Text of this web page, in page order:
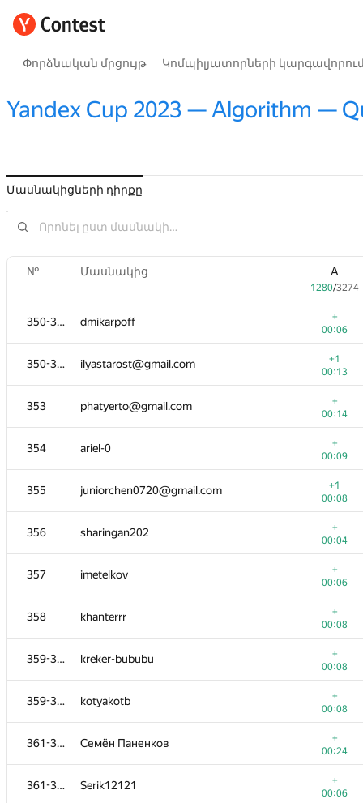
Փորձնական մրցույթ Կոմպիլյատորների
Yandex Cup 2023 — Algorithm —
Մասնակիցների դիրքը
№ Մասնակից A
1280/3274
350-352 dmikarpoff
+
00:06
350-352 ilyastarost@gmail.com
+1
00:13
353 phatyerto@gmail.com
+
00:14
354 ariel-0
+
00:09
355 juniorchen0720@gmail.com
+1
00:08
356 sharingan202
+
00:04
357 imetelkov
+
00:06
358 khanterrr
+
00:08
359-360 kreker-bububu
+
00:08
359-360 kotyakotb
+
00:08
361-363 Семён Паненков
+
00:24
361-363 Serik12121
+
00:06